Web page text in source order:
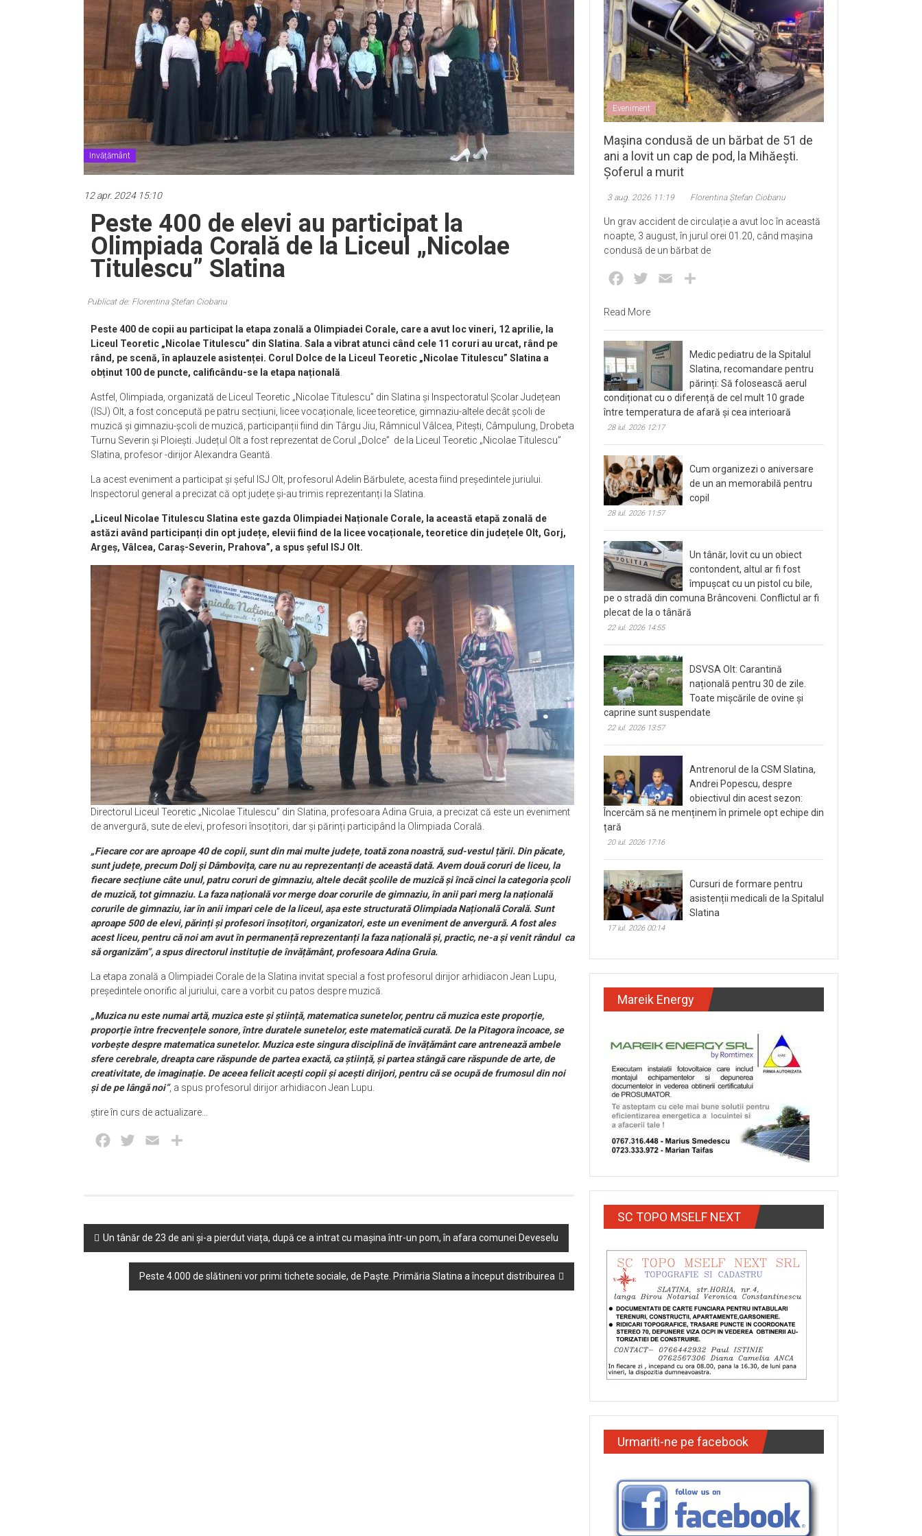
Invățământ
12 apr. 2024 15:10
Peste 400 de elevi au participat la
Olimpiada Corală de la Liceul „Nicolae
Titulescu” Slatina
Publicat de: Florentina Ștefan Ciobanu
Peste 400 de copii au participat la etapa zonală a Olimpiadei Corale, care a avut loc vineri, 12 aprilie, la
Liceul Teoretic „Nicolae Titulescu” din Slatina. Sala a vibrat atunci când cele 11 coruri au urcat, rând pe
rând, pe scenă, în aplauzele asistenței. Corul Dolce de la Liceul Teoretic „Nicolae Titulescu” Slatina a
obținut 100 de puncte, calificându-se la etapa națională
Astfel, Olimpiada, organizată de Liceul Teoretic „Nicolae Titulescu” din Slatina și Inspectoratul Școlar Județean
(ISJ) Olt, a fost concepută pe patru secțiuni, licee vocaționale, licee teoretice, gimnaziu-altele decât școli de
muzică și gimnaziu-școli de muzică, participanții fiind din Târgu Jiu, Râmnicul Vâlcea, Pitești, Câmpulung, Drobeta
Turnu Severin și Ploiești. Județul Olt a fost reprezentat de Corul „Dolce” de la Liceul Teoretic „Nicolae Titulescu”
Slatina, profesor -dirijor Alexandra Geantă.
La acest eveniment a participat și șeful ISJ Olt, profesorul Adelin Bărbulete, acesta fiind președintele juriului.
Inspectorul general a precizat că opt județe și-au trimis reprezentanți la Slatina.
„Liceul Nicolae Titulescu Slatina este gazda Olimpiadei Naționale Corale, la această etapă zonală de
astăzi având participanți din opt județe, elevii fiind de la licee vocaționale, teoretice din județele Olt, Gorj,
Argeș, Vâlcea, Caraș-Severin, Prahova”, a spus șeful ISJ Olt.
Directorul Liceul Teoretic „Nicolae Titulescu” din Slatina, profesoara Adina Gruia, a precizat că este un eveniment
de anvergură, sute de elevi, profesori însoțitori, dar și părinți participând la Olimpiada Corală.
„Fiecare cor are aproape 40 de copii, sunt din mai multe județe, toată zona noastră, sud-vestul țării. Din păcate,
sunt județe, precum Dolj și Dâmbovița, care nu au reprezentanți de această dată. Avem două coruri de liceu, la
fiecare secțiune câte unul, patru coruri de gimnaziu, altele decât școlile de muzică și încă cinci la categoria școli
de muzică, tot gimnaziu. La faza națională vor merge doar corurile de gimnaziu, în anii pari merg la națională
corurile de gimnaziu, iar în anii impari cele de la liceul, așa este structurată Olimpiada Națională Corală. Sunt
aproape 500 de elevi, părinți și profesori însoțitori, organizatori, este un eveniment de anvergură. A fost ales
acest liceu, pentru că noi am avut în permanență reprezentanți la faza națională și, practic, ne-a și venit rândul ca
să organizăm”, a spus directorul instituție de învățământ, profesoara Adina Gruia.
La etapa zonală a Olimpiadei Corale de la Slatina invitat special a fost profesorul dirijor arhidiacon Jean Lupu,
președintele onorific al juriului, care a vorbit cu patos despre muzică.
„Muzica nu este numai artă, muzica este și știință, matematica sunetelor, pentru că muzica este proporție,
proporție între frecvențele sonore, între duratele sunetelor, este matematică curată. De la Pitagora încoace, se
vorbește despre matematica sunetelor. Muzica este singura disciplină de învățământ care antrenează ambele
sfere cerebrale, dreapta care răspunde de partea exactă, ca știință, și partea stângă care răspunde de arte, de
creativitate, de imaginație. De aceea felicit acești copii și acești dirijori, pentru că se ocupă de frumosul din noi
și de pe lângă noi”, a spus profesorul dirijor arhidiacon Jean Lupu.
știre în curs de actualizare…
Facebook
Twitter Email
Post
navigation
Un tânăr de 23 de ani și-a pierdut viața, după ce a intrat cu mașina într-un pom, în afara comunei Deveselu
Peste 4.000 de slătineni vor primi tichete sociale, de Paște. Primăria Slatina a început distribuirea
Eveniment
Mașina condusă de un bărbat de 51 de
ani a lovit un cap de pod, la Mihăești.
Șoferul a murit
3 aug. 2026 11:19 Florentina Ștefan Ciobanu
Un grav accident de circulație a avut loc în această
noapte, 3 august, în jurul orei 01.20, când mașina
condusă de un bărbat de
Facebook
Twitter Email
Read More
Medic pediatru de la Spitalul
Slatina, recomandare pentru
părinți: Să folosească aerul
condiționat cu o diferență de cel mult 10 grade
între temperatura de afară și cea interioară
28 iul. 2026 12:17
Cum organizezi o aniversare
de un an memorabilă pentru
copil
28 iul. 2026 11:57
Un tânăr, lovit cu un obiect
contondent, altul ar fi fost
împușcat cu un pistol cu bile,
pe o stradă din comuna Brâncoveni. Conflictul ar fi
plecat de la o tânără
22 iul. 2026 14:55
DSVSA Olt: Carantină
națională pentru 30 de zile.
Toate mișcările de ovine și
caprine sunt suspendate
22 iul. 2026 13:57
Antrenorul de la CSM Slatina,
Andrei Popescu, despre
obiectivul din acest sezon:
Încercăm să ne menținem în primele opt echipe din
țară
20 iul. 2026 17:16
Cursuri de formare pentru
asistenții medicali de la Spitalul
Slatina
17 iul. 2026 00:14
Mareik Energy
SC TOPO MSELF NEXT
Urmariti-ne pe facebook